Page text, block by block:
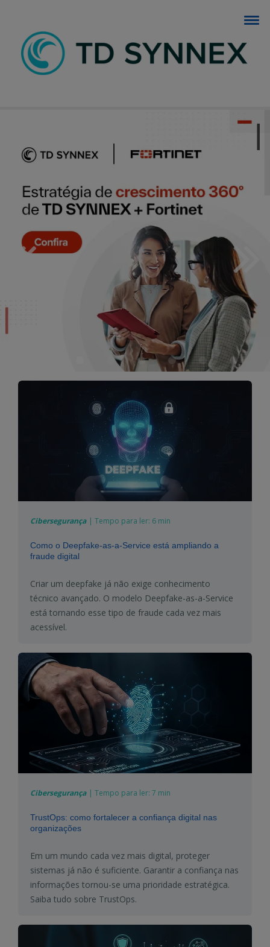
BLOG TD SYNNEX
Cibersegurança | Tempo para ler: 6 min
Como o Deepfake-as-a-Service está ampliando a
fraude digital
Criar um deepfake já não exige conhecimento
técnico avançado. O modelo Deepfake-as-a-Service
está tornando esse tipo de fraude cada vez mais
acessível.
Cibersegurança | Tempo para ler: 7 min
TrustOps: como fortalecer a confiança digital nas
organizações
Em um mundo cada vez mais digital, proteger
sistemas já não é suficiente. Garantir a confiança nas
informações tornou-se uma prioridade estratégica.
Saiba tudo sobre TrustOps.